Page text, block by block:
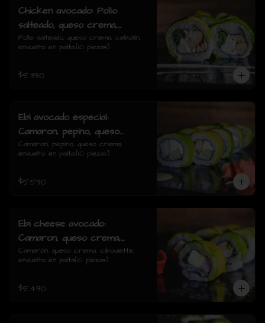
Chicken avocado: Pollo
salteado, queso crema,
cebollin, envuelto en palta.
Pollo salteado, queso crema, cebollín,
envuelto en palta.(10 piezas)
$5.390
Ebi avocado especial:
Camaron, pepino, queso
crema, envuelto en palta.
Camaron, pepino, queso crema,
envuelto en palta.(10 piezas)
$5.590
Ebi cheese avocado:
Camaron, queso crema,
ciboulette, envuelto en palta
Camarón, queso crema, ciboulette,
envuelto en palta(10 piezas)
$5.490